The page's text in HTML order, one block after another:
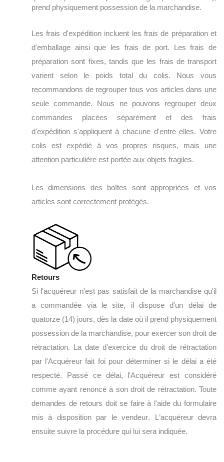
prend physiquement possession de la marchandise.
Les frais d'expédition incluent les frais de préparation et
d'emballage ainsi que les frais de port. Les frais de
préparation sont fixes, tandis que les frais de transport
varient selon le poids total du colis. Nous vous
recommandons de regrouper tous vos articles dans une
seule commande. Nous ne pouvons regrouper deux
commandes placées séparément et des frais
d'expédition s'appliquent à chacune d'entre elles. Votre
colis est expédié à vos propres risques, mais une
attention particulière est portée aux objets fragiles.
Les dimensions des boîtes sont appropriées et vos
articles sont correctement protégés.
Retours
Si l'acquéreur n'est pas satisfait de la marchandise qu'il
a commandée via lesite, il dispose d'un délai de
quatorze (14) jours, dès la date où il prend physiquement
possession de la marchandise, pour exercer son droit de
rétractation. La date d'exercice du droit de rétractation
par l'Acquéreur fait foi pour déterminer si le délai a été
respecté. Passé ce délai, l'Acquéreur est considéré
comme ayant renoncé à son droit de rétractation. Toute
demandes de retours doitse faireà l'aide du formulaire
mis à disposition par levendeur. ’acquéreur devra
ensuite suivre la procédure qui lui sera indiquée.